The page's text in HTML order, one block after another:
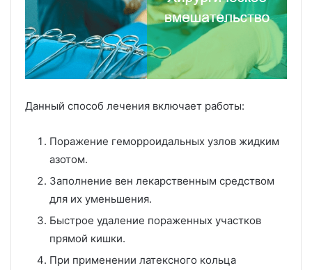
Данный способ лечения включает работы:
Поражение геморроидальных узлов жидким
азотом.
Заполнение вен лекарственным средством
для их уменьшения.
Быстрое удаление пораженных участков
прямой кишки.
При применении латексного кольца